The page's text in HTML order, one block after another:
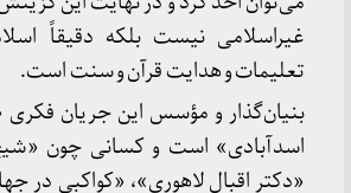
غیراسلامی نیست بلکه دقیقاً
تعلیمات و هدایت قرآن و سنت است.
بنیان‌گذار و مؤسس این جریان
اسدآبادی» است و کسانی چون
«دکتر اقبال لاهوری»، «کواکبی در